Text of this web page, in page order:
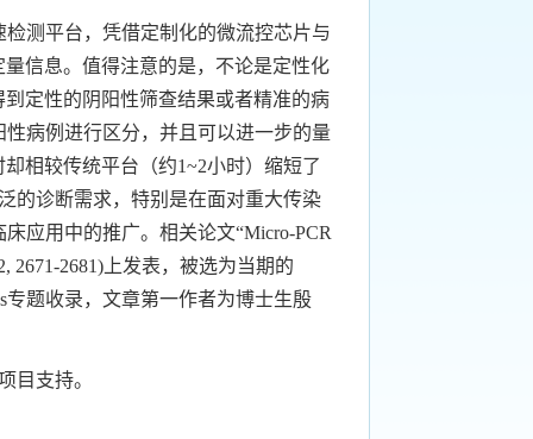
测平台，凭借定制化的微流控芯片与
信息。值得注意的是，不论是定性化
定性的阴阳性筛查结果或者精准的病
病例进行区分，并且可以进一步的量
相较传统平台（约1~2小时）缩短了
的诊断需求，特别是在面对重大传染
应用中的推广。相关论文“Micro-PCR
2671-2681)上发表，被选为当期的
专题收录，文章第一作者为博士生殷
目支持。